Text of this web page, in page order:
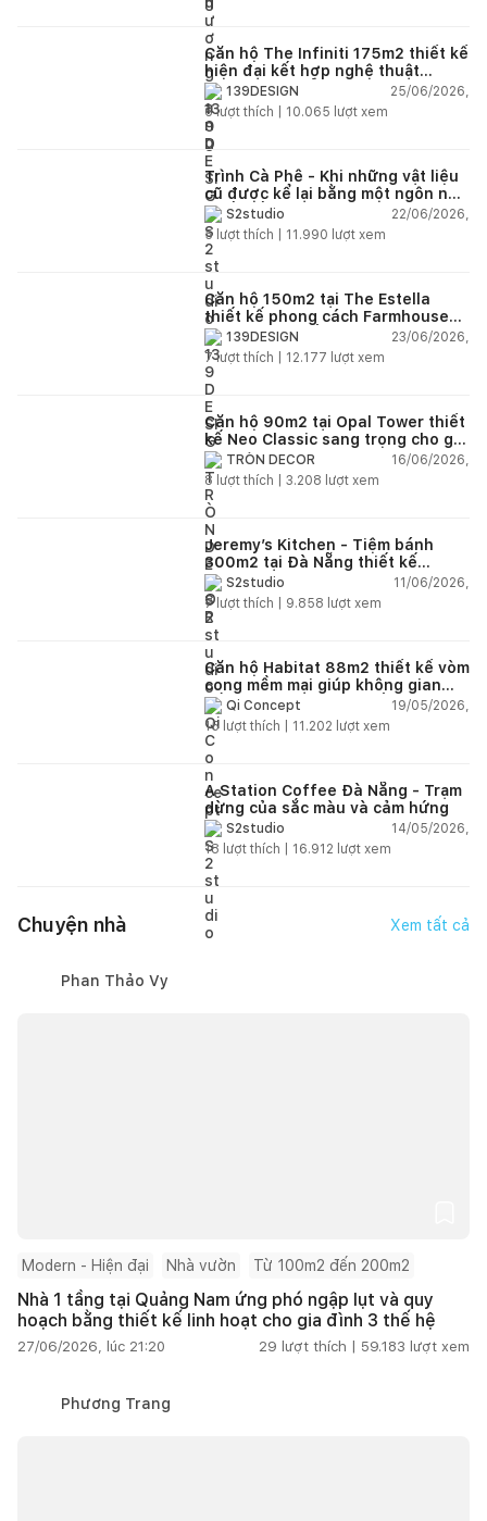
Căn hộ The Infiniti 175m2 thiết kế
hiện đại kết hợp nghệ thuật
Modern Art đầy cảm xúc
139DESIGN
25/06/2026,
6lượt thích | 10.065 lượt xem
Trình Cà Phê - Khi những vật liệu
cũ được kể lại bằng một ngôn ngữ
thiết kế mới
S2studio
22/06/2026,
5 lượt thích | 11.990 lượt xem
Căn hộ 150m2 tại The Estella
thiết kế phong cách Farmhouse
thanh lịch và ấm áp
139DESIGN
23/06/2026,
7lượt thích | 12.177 lượt xem
Căn hộ 90m2 tại Opal Tower thiết
kế Neo Classic sang trọng cho gia
đình trẻ
TRÒN DECOR
16/06/2026,
8 lượt thích | 3.208 lượt xem
Jeremy’s Kitchen - Tiệm bánh
300m2 tại Đà Nẵng thiết kế
phong cách công nghiệp hiện đại
ngập tràn ánh sáng tự nhiên
S2studio
11/06/2026,
7lượt thích | 9.858 lượt xem
Căn hộ Habitat 88m2 thiết kế vòm
cong mềm mại giúp không gian
sống hiện đại trở nên ấm áp hơn
Qi Concept
19/05/2026,
15 lượt thích | 11.202 lượt xem
A Station Coffee Đà Nẵng - Trạm
dừng của sắc màu và cảm hứng
S2studio
14/05/2026,
18 lượt thích | 16.912 lượt xem
Chuyện nhà Xem tất cả
Phan Thảo Vy
Modern - Hiện đại Nhà vườn Từ 100m2 đến 200m2
Nhà 1 tầng tại Quảng Nam ứng phó ngập lụt và quy
hoạch bằng thiết kế linh hoạt cho gia đình 3 thế hệ
27/06/2026, lúc 21:20 29 lượt thích | 59.183 lượt xem
Phương Trang